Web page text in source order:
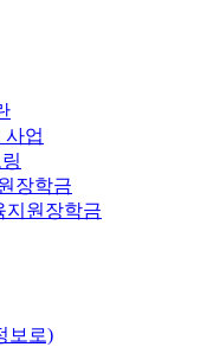
사업
장학금
지원장학금
보로)